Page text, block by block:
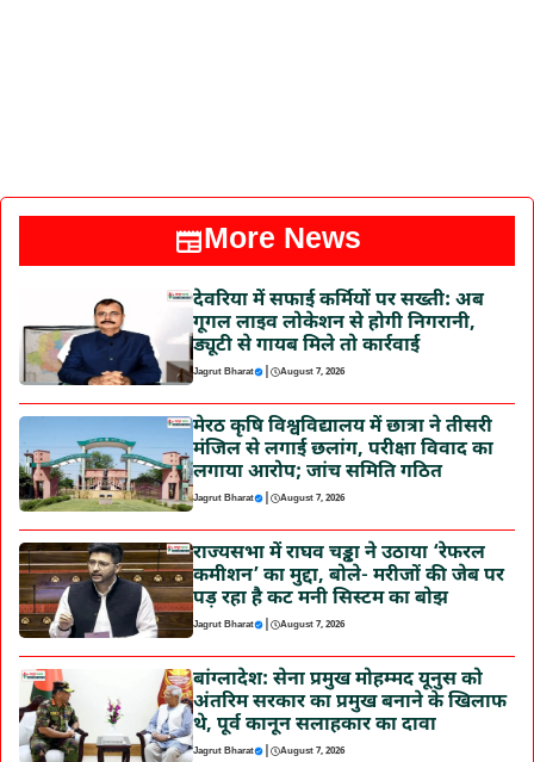
More News
देवरिया में सफाई कर्मियों पर सख्ती: अब
गूगल लाइव लोकेशन से होगी निगरानी,
ड्यूटी से गायब मिले तो कार्रवाई
Jagrut Bharat | August 7, 2026
मेरठ कृषि विश्वविद्यालय में छात्रा ने तीसरी
मंजिल से लगाई छलांग, परीक्षा विवाद का
लगाया आरोप; जांच समिति गठित
Jagrut Bharat | August 7, 2026
राज्यसभा में राघव चड्ढा ने उठाया ‘रेफरल
कमीशन’ का मुद्दा, बोले- मरीजों की जेब पर
पड़ रहा है कट मनी सिस्टम का बोझ
Jagrut Bharat | August 7, 2026
बांग्लादेश: सेना प्रमुख मोहम्मद यूनुस को
अंतरिम सरकार का प्रमुख बनाने के खिलाफ
थे, पूर्व कानून सलाहकार का दावा
Jagrut Bharat | August 7, 2026